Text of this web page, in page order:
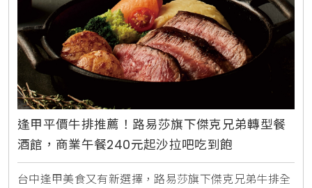
逢甲平價牛排推薦！路易莎旗下傑克兄弟轉型餐
酒館，商業午餐240元起沙拉吧吃到飽
台中逢甲美食又有新選擇，路易莎旗下傑克兄弟牛排全